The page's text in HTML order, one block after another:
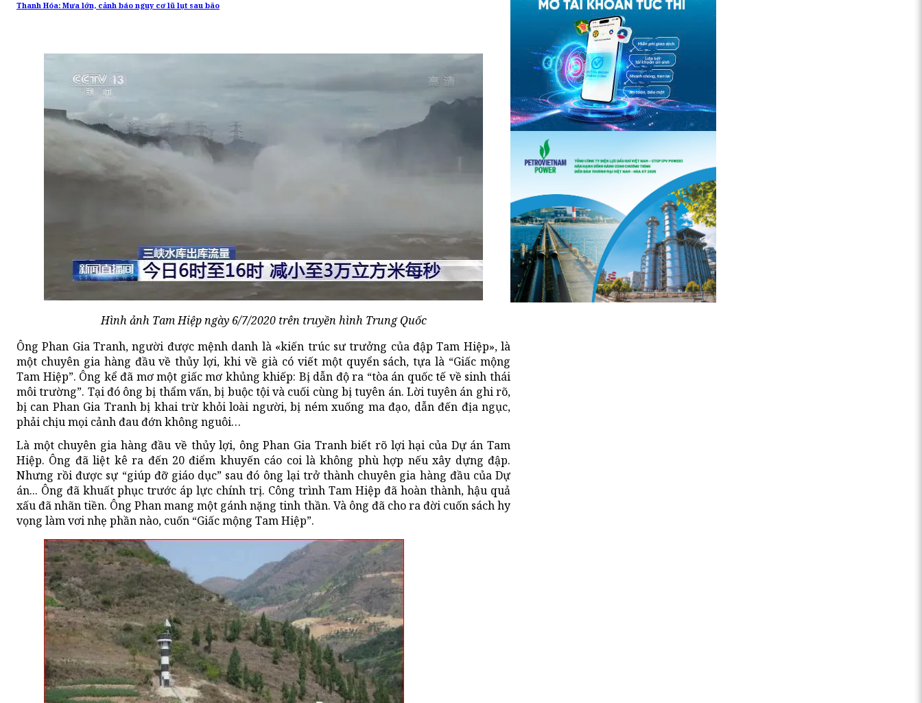
Thanh Hóa: Mưa lớn, cảnh báo nguy cơ lũ lụt sau bão
Hình ảnh Tam Hiệp ngày 6/7/2020 trên truyền hình Trung Quốc
Ông Phan Gia Tranh, người được mệnh danh là «kiến trúc sư trưởng của đập Tam Hiệp», là
một chuyên gia hàng đầu về thủy lợi, khi về già có viết một quyển sách, tựa là “Giấc mộng
Tam Hiệp”. Ông kể đã mơ một giấc mơ khủng khiếp: Bị dẫn độ ra “tòa án quốc tế về sinh thái
môi trường”. Tại đó ông bị thẩm vấn, bị buộc tội và cuối cùng bị tuyên án. Lời tuyên án ghi rõ,
bị can Phan Gia Tranh bị khai trừ khỏi loài người, bị ném xuống ma đạo, dẫn đến địa ngục,
phải chịu mọi cảnh đau đớn không nguôi…
Là một chuyên gia hàng đầu về thủy lợi, ông Phan Gia Tranh biết rõ lợi hại của Dự án Tam
Hiệp. Ông đã liệt kê ra đến 20 điểm khuyến cáo coi là không phù hợp nếu xây dựng đập.
Nhưng rồi được sự “giúp đỡ giáo dục” sau đó ông lại trở thành chuyên gia hàng đầu của Dự
án... Ông đã khuất phục trước áp lực chính trị. Công trình Tam Hiệp đã hoàn thành, hậu quả
xấu đã nhãn tiền. Ông Phan mang một gánh nặng tinh thần. Và ông đã cho ra đời cuốn sách hy
vọng làm vơi nhẹ phần nào, cuốn “Giấc mộng Tam Hiệp”.